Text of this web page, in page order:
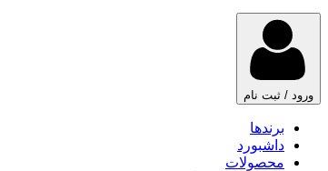
ورود / ثبت نام
برندها
داشبورد
محصولات